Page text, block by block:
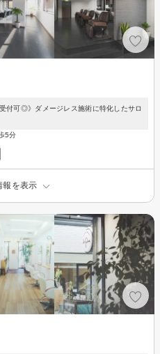
付可◎》ダメージレス施術に特化したサロ
5分
報を表示